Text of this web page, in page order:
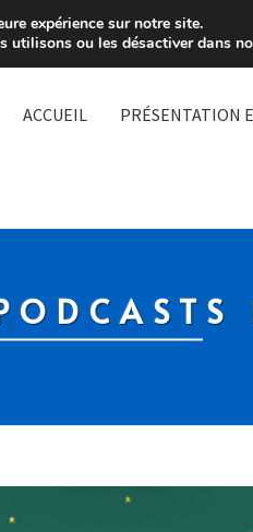
ACCUEIL PRÉSENTATION
expérience sur notre site.
utilisons ou les désactiver dans